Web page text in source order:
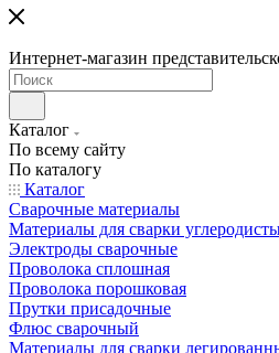
Интернет-магазин
Каталог
По всему сайту
По каталогу
Каталог
Сварочные материалы
Материалы для сварки
Электроды сварочные
Проволока сплошная
Проволока порошковая
Прутки присадочные
Флюс сварочный
Материалы для сварки